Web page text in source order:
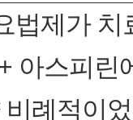
법제가 치
아스피
례적이